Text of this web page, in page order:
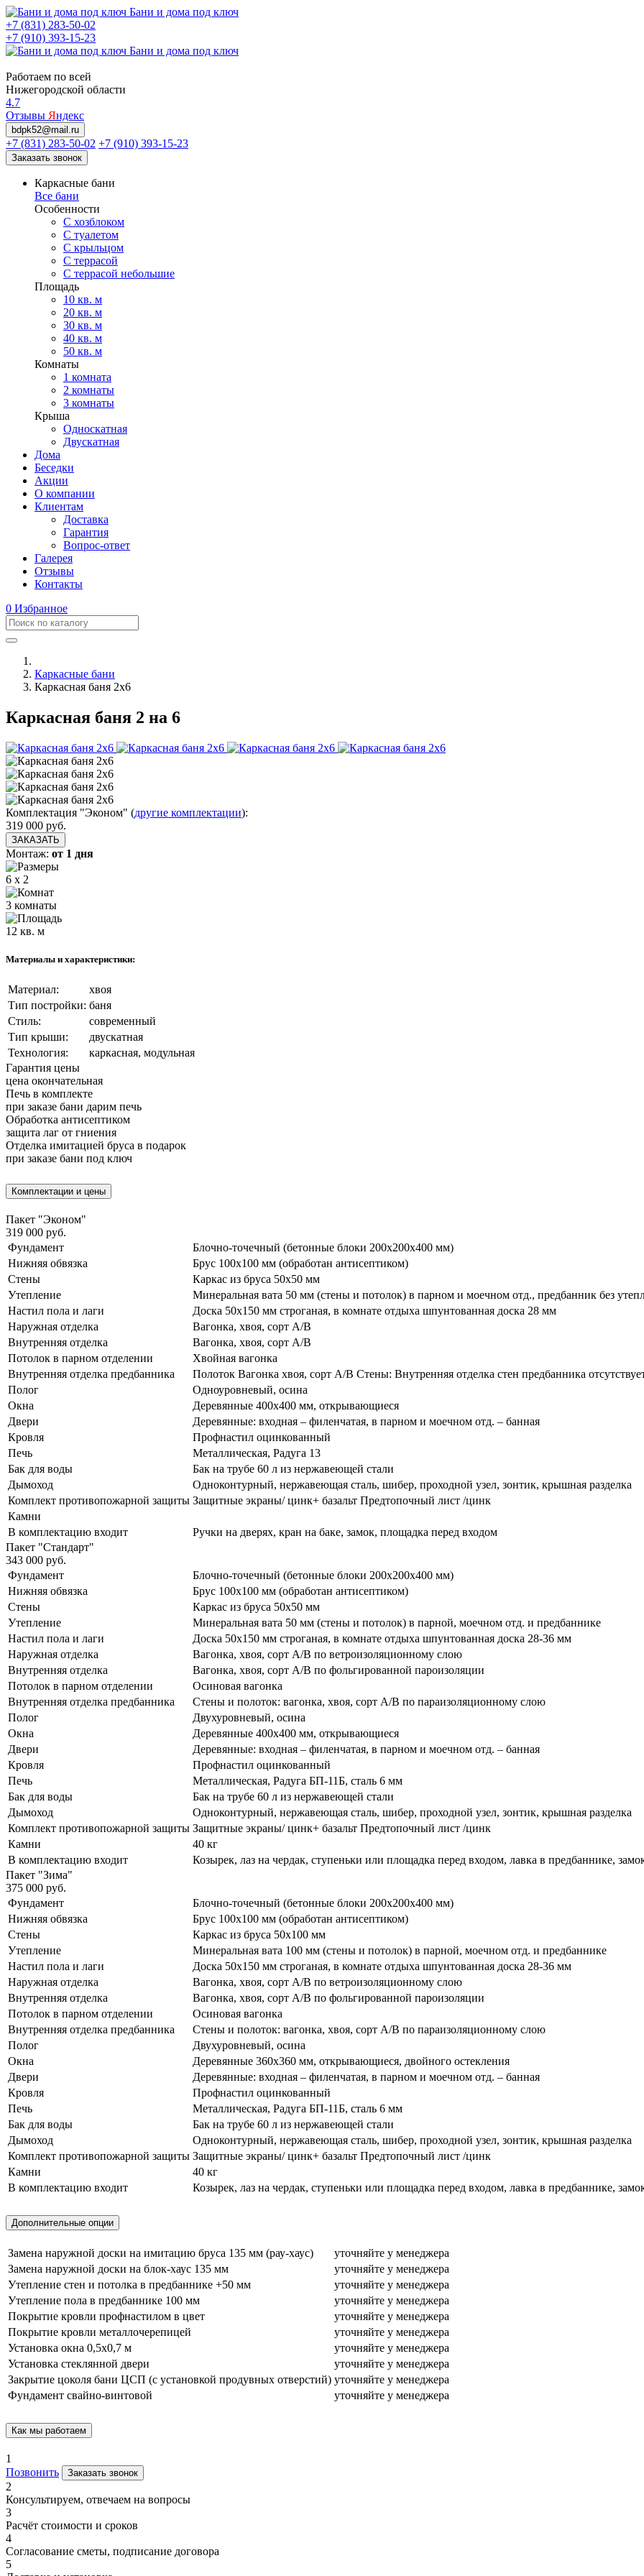
Бани и дома под ключ
+7 (831) 283-50-02
+7 (910) 393-15-23
Бани и дома под ключ
Работаем по всей
Нижегородской области
4.7
Отзывы Яндекс
bdpk52@mail.ru
+7 (831) 283-50-02 +7 (910) 393-15-23
Заказать звонок
Каркасные бани
Все бани
Особенности
С хозблоком
С туалетом
С крыльцом
С террасой
С террасой небольшие
Площадь
10 кв. м
20 кв. м
30 кв. м
40 кв. м
50 кв. м
Комнаты
1 комната
2 комнаты
3 комнаты
Крыша
Односкатная
Двускатная
Дома
Беседки
Акции
О компании
Клиентам
Доставка
Гарантия
Вопрос-ответ
Галерея
Отзывы
Контакты
0 Избранное
Каркасные бани
Каркасная баня 2х6
Каркасная баня 2 на 6
Комплектация "Эконом" (другие комплектации):
319 000 руб.
ЗАКАЗАТЬ
Монтаж: от 1 дня
6 x 2
3 комнаты
12 кв. м
Материалы и характеристики:
Материал:
хвоя
Тип постройки: баня
Стиль:
современный
Тип крыши:
двускатная
Технология:
каркасная, модульная
Гарантия цены
цена окончательная
Печь в комплекте
при заказе бани дарим печь
Обработка антисептиком
защита лаг от гниения
Отделка имитацией бруса в подарок
при заказе бани под ключ
Комплектации и цены
Пакет "Эконом"
319 000 руб.
Фундамент
Блочно-точечный (бетонные блоки 200х200х400 мм)
Нижняя обвязка
Брус 100х100 мм (обработан антисептиком)
Стены
Каркас из бруса 50х50 мм
Утепление
Минеральная вата 50 мм (стены и потолок) в парном и моечном отд., предбанник без
Настил пола и лаги
Доска 50х150 мм строганая, в комнате отдыха шпунтованная доска 28 мм
Наружная отделка
Вагонка, хвоя, сорт А/В
Внутренняя отделка
Вагонка, хвоя, сорт А/В
Потолок в парном отделении
Хвойная вагонка
Внутренняя отделка предбанника
Полоток Вагонка хвоя, сорт А/В Стены: Внутренняя отделка стен предбанника
Полог
Одноуровневый, осина
Окна
Деревянные 400х400 мм, открывающиеся
Двери
Деревянные: входная – филенчатая, в парном и моечном отд. – банная
Кровля
Профнастил оцинкованный
Печь
Металлическая, Радуга 13
Бак для воды
Бак на трубе 60 л из нержавеющей стали
Дымоход
Одноконтурный, нержавеющая сталь, шибер, проходной узел, зонтик, крышная разделка
Комплект противопожарной защиты Защитные экраны/ цинк+ базальт Предтопочный лист /цинк
Камни
В комплектацию входит
Ручки на дверях, кран на баке, замок, площадка перед входом
Пакет "Стандарт"
343 000 руб.
Фундамент
Блочно-точечный (бетонные блоки 200х200х400 мм)
Нижняя обвязка
Брус 100х100 мм (обработан антисептиком)
Стены
Каркас из бруса 50х50 мм
Утепление
Минеральная вата 50 мм (стены и потолок) в парной, моечном отд. и предбаннике
Настил пола и лаги
Доска 50х150 мм строганая, в комнате отдыха шпунтованная доска 28-36 мм
Наружная отделка
Вагонка, хвоя, сорт А/В по ветроизоляционному слою
Внутренняя отделка
Вагонка, хвоя, сорт А/В по фольгированной пароизоляции
Потолок в парном отделении
Осиновая вагонка
Внутренняя отделка предбанника
Стены и полоток: вагонка, хвоя, сорт А/В по параизоляционному слою
Полог
Двухуровневый, осина
Окна
Деревянные 400х400 мм, открывающиеся
Двери
Деревянные: входная – филенчатая, в парном и моечном отд. – банная
Кровля
Профнастил оцинкованный
Печь
Металлическая, Радуга БП-11Б, сталь 6 мм
Бак для воды
Бак на трубе 60 л из нержавеющей стали
Дымоход
Одноконтурный, нержавеющая сталь, шибер, проходной узел, зонтик, крышная разделка
Комплект противопожарной защиты Защитные экраны/ цинк+ базальт Предтопочный лист /цинк
Камни
40 кг
В комплектацию входит
Козырек, лаз на чердак, ступеньки или площадка перед входом, лавка в предбаннике,
Пакет "Зима"
375 000 руб.
Фундамент
Блочно-точечный (бетонные блоки 200х200х400 мм)
Нижняя обвязка
Брус 100х100 мм (обработан антисептиком)
Стены
Каркас из бруса 50х100 мм
Утепление
Минеральная вата 100 мм (стены и потолок) в парной, моечном отд. и предбаннике
Настил пола и лаги
Доска 50х150 мм строганая, в комнате отдыха шпунтованная доска 28-36 мм
Наружная отделка
Вагонка, хвоя, сорт А/В по ветроизоляционному слою
Внутренняя отделка
Вагонка, хвоя, сорт А/В по фольгированной пароизоляции
Потолок в парном отделении
Осиновая вагонка
Внутренняя отделка предбанника
Стены и полоток: вагонка, хвоя, сорт А/В по параизоляционному слою
Полог
Двухуровневый, осина
Окна
Деревянные 360х360 мм, открывающиеся, двойного остекления
Двери
Деревянные: входная – филенчатая, в парном и моечном отд. – банная
Кровля
Профнастил оцинкованный
Печь
Металлическая, Радуга БП-11Б, сталь 6 мм
Бак для воды
Бак на трубе 60 л из нержавеющей стали
Дымоход
Одноконтурный, нержавеющая сталь, шибер, проходной узел, зонтик, крышная разделка
Комплект противопожарной защиты Защитные экраны/ цинк+ базальт Предтопочный лист /цинк
Камни
40 кг
В комплектацию входит
Козырек, лаз на чердак, ступеньки или площадка перед входом, лавка в предбаннике,
Дополнительные опции
Замена наружной доски на имитацию бруса 135 мм (рау-хаус)
уточняйте у менеджера
Замена наружной доски на блок-хаус 135 мм
уточняйте у менеджера
Утепление стен и потолка в предбаннике +50 мм
уточняйте у менеджера
Утепление пола в предбаннике 100 мм
уточняйте у менеджера
Покрытие кровли профнастилом в цвет
уточняйте у менеджера
Покрытие кровли металлочерепицей
уточняйте у менеджера
Установка окна 0,5х0,7 м
уточняйте у менеджера
Установка стеклянной двери
уточняйте у менеджера
Закрытие цоколя бани ЦСП (с установкой продувных отверстий) уточняйте у менеджера
Фундамент свайно-винтовой
уточняйте у менеджера
Как мы работаем
1
Позвонить
Заказать звонок
2
Консультируем, отвечаем на вопросы
3
Расчёт стоимости и сроков
4
Согласование сметы, подписание договора
5